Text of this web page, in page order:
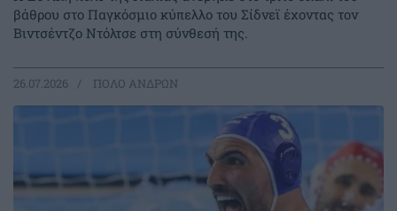
βάθρου στο Παγκόσμιο κύπελλο του Σίδνεϊ έχοντας τον
Βιντσέντζο Ντόλτσε στη σύνθεσή της.
26.07.2026 ΠΟΛΟ ΑΝΔΡΩΝ